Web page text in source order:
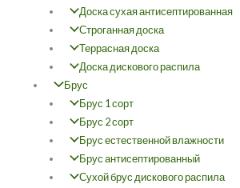
Доска сухая антисептированная
Строганная доска
Террасная доска
Доска дискового распила
Брус
Брус 1 сорт
Брус 2 сорт
Брус естественной влажности
Брус антисептированный
Сухой брус дискового распила